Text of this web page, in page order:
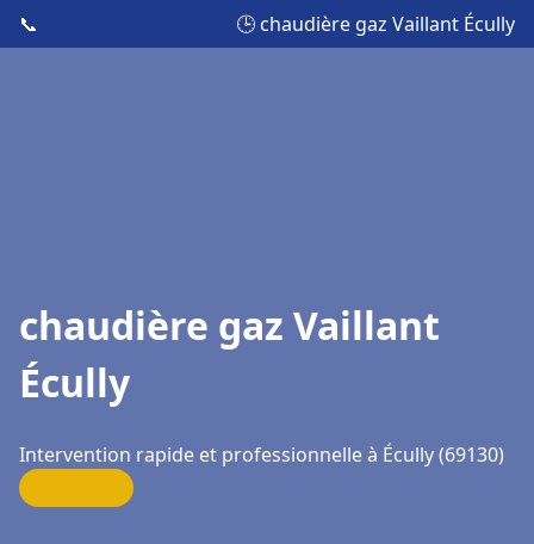
📞 🕒 chaudière gaz Vaillant Écully
chaudière gaz Vaillant
Écully
Intervention rapide et professionnelle à Écully (69130)